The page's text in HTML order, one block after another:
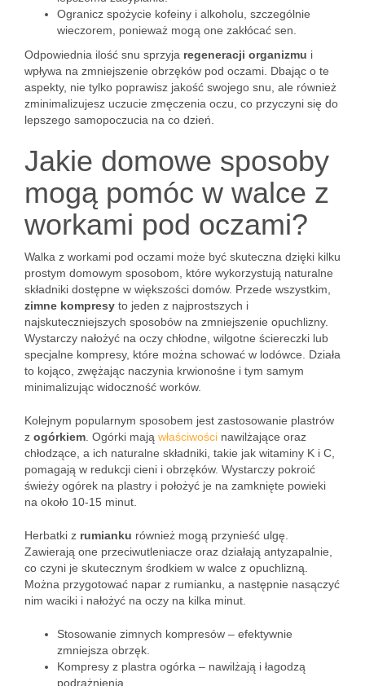
Ogranicz spożycie kofeiny i alkoholu, szczególnie
wieczorem, ponieważ mogą one zakłócać sen.
Odpowiednia ilość snu sprzyja regeneracji organizmu i
wpływa na zmniejszenie obrzęków pod oczami. Dbając o te
aspekty, nie tylko poprawisz jakość swojego snu, ale również
zminimalizujesz uczucie zmęczenia oczu, co przyczyni się do
lepszego samopoczucia na co dzień.
Jakie domowe sposoby
mogą pomóc w walce z
workami pod oczami?
Walka z workami pod oczami może być skuteczna dzięki kilku
prostym domowym sposobom, które wykorzystują naturalne
składniki dostępne w większości domów. Przede wszystkim,
zimne kompresy to jeden z najprostszych i
najskuteczniejszych sposobów na zmniejszenie opuchlizny.
Wystarczy nałożyć na oczy chłodne, wilgotne ściereczki lub
specjalne kompresy, które można schować w lodówce. Działa
to kojąco, zwężając naczynia krwionośne i tym samym
minimalizując widoczność worków.
Kolejnym popularnym sposobem jest zastosowanie plastrów
z ogórkiem . Ogórki mają właściwości nawilżające oraz
chłodzące, a ich naturalne składniki, takie jak witaminy K i C,
pomagają w redukcji cieni i obrzęków. Wystarczy pokroić
świeży ogórek na plastry i położyć je na zamknięte powieki
na około 10-15 minut.
Herbatki z rumianku również mogą przynieść ulgę.
Zawierają one przeciwutleniacze oraz działają antyzapalnie,
co czyni je skutecznym środkiem w walce z opuchlizną.
Można przygotować napar z rumianku, a następnie nasączyć
nim waciki i nałożyć na oczy na kilka minut.
Stosowanie zimnych kompresów – efektywnie
zmniejsza obrzęk.
Kompresy z plastra ogórka – nawilżają i łagodzą
podrażnienia.